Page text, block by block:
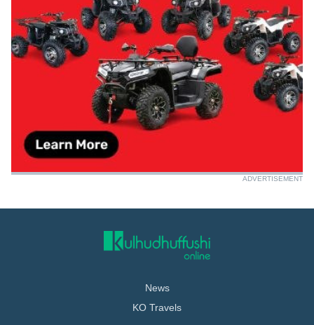
ADVERTISEMENT
News
KO Travels